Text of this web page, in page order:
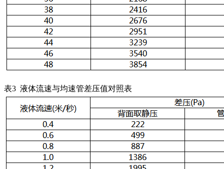
表3 液体流速与均速管差压值对照表